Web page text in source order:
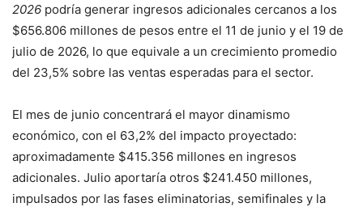
2026 podría generar ingresos adicionales cercanos a los
$656.806 millones de pesos entre el 11 de junio y el 19 de
julio de 2026, lo que equivale a un crecimiento promedio
del 23,5% sobre las ventas esperadas para el sector.
El mes de junio concentrará el mayor dinamismo
económico, con el 63,2% del impacto proyectado:
aproximadamente $415.356 millones en ingresos
adicionales. Julio aportaría otros $241.450 millones,
impulsados por las fases eliminatorias, semifinales y la